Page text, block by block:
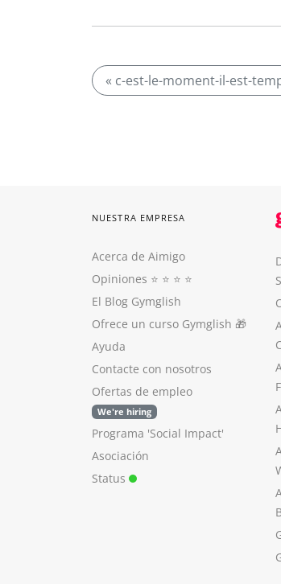
« c-est-le-moment-il-est-
NUESTRA EMPRESA
Acerca de Aimigo
Opiniones ⭐️ ⭐️ ⭐️ ⭐️
El Blog Gymglish
Ofrece un curso Gymglish 🎁
Ayuda
Contacte con nosotros
Ofertas de empleo
We're hiring
Programa 'Social Impact'
Asociación
Status